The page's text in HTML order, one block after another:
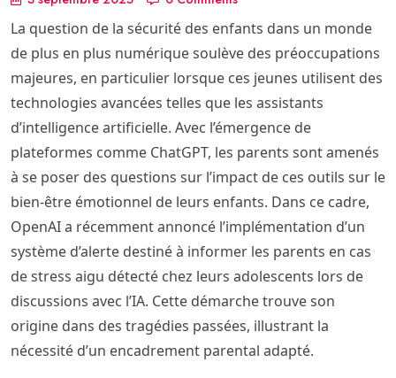
La question de la sécurité des enfants dans un monde
de plus en plus numérique soulève des préoccupations
majeures, en particulier lorsque ces jeunes utilisent des
technologies avancées telles que les assistants
d’intelligence artificielle. Avec l’émergence de
plateformes comme ChatGPT, les parents sont amenés
à se poser des questions sur l’impact de ces outils sur le
bien-être émotionnel de leurs enfants. Dans ce cadre,
OpenAI a récemment annoncé l’implémentation d’un
système d’alerte destiné à informer les parents en cas
de stress aigu détecté chez leurs adolescents lors de
discussions avec l’IA. Cette démarche trouve son
origine dans des tragédies passées, illustrant la
nécessité d’un encadrement parental adapté.